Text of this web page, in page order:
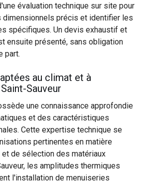
évaluation technique sur site pour
précis et identifier les
spécifiques. Un devis exhaustif et
ensuite présenté, sans obligation
part.
au climat et à
Sauveur
une connaissance approfondie
et des caractéristiques
Cette expertise technique se
pertinentes en matière
de sélection des matériaux
les amplitudes thermiques
l'installation de menuiseries